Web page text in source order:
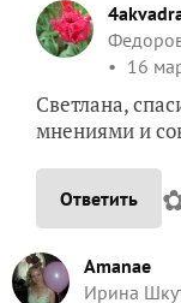
16
Светлана,
мнениями и
Ответить
Amanae
Ирина